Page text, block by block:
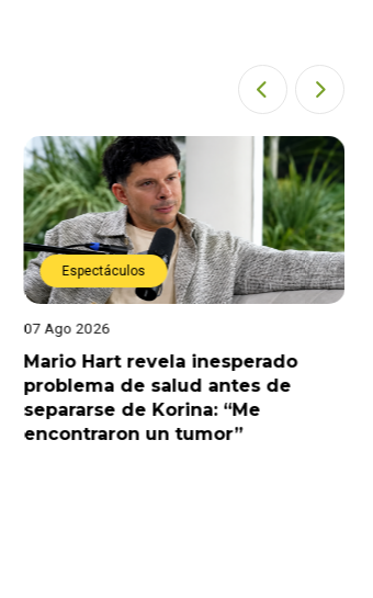
Espectáculos
07 Ago 2026
Mario Hart revela inesperado
problema de salud antes de
separarse de Korina: “Me
encontraron un tumor”